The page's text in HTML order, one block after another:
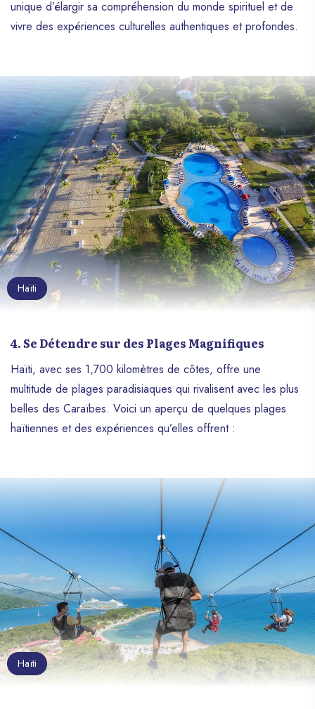
unique d’élargir sa compréhension du monde spirituel et de
vivre des expériences culturelles authentiques et profondes.
Haïti
4. Se Détendre sur des Plages Magnifiques
Haïti, avec ses 1,700 kilomètres de côtes, offre une
multitude de plages paradisiaques qui rivalisent avec les plus
belles des Caraïbes. Voici un aperçu de quelques plages
haïtiennes et des expériences qu’elles offrent :
Haïti